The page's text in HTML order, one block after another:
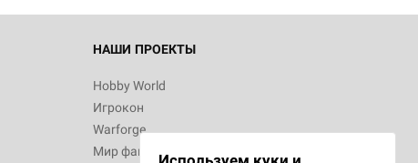
НАШИ ПРОЕКТЫ
Hobby World
Игрокон
Warforge
Мир фантастики